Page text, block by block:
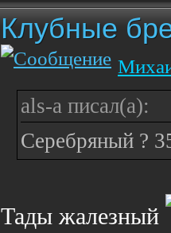
Клубные
als-a писал(а):
Серебряный ?
Тады жалезный